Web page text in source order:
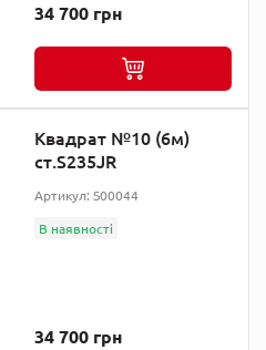
34 700 грн
Квадрат №10 (6м)
ст.S235JR
Артикул: S00044
В наявності
34 700 грн